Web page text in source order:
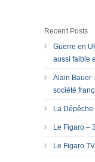
Recent Posts
Guerre en
aussi faible
Alain Bauer
société
La Dépêche
Le Figaro –
Le Figaro